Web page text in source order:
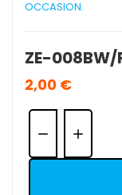
2,00 €
Quantité: